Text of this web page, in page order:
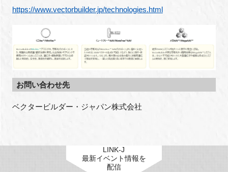
閉じる
https://www.vectorbuilder.jp/technologies.html
お問い合わせ先
ベクタービルダー・ジャパン株式会社
LINK-J
最新イベント情報を
配信